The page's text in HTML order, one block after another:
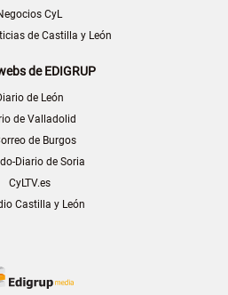
CyL
de Castilla y León
de EDIGRUP
de León
de Valladolid
de Burgos
Diario de Soria
CyLTV.es
Castilla y León